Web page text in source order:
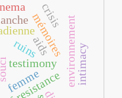
souci environnement
testimony
mémoires
intimacy
femme
aids
ruins
crisis